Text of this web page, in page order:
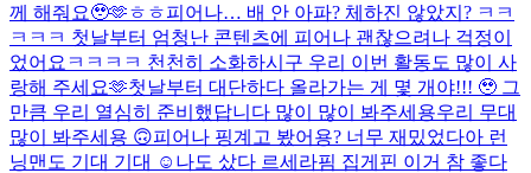
께 해줘요🥹🫶ㅎㅎ피어나… 배 안 아파? 체하진 않았지? ㅋㅋ
ㅋㅋㅋ 첫날부터 엄청난 콘텐츠에 피어나 괜찮으려나 걱정이
었어요ㅋㅋㅋㅋ 천천히 소화하시구 우리 이번 활동도 많이 사
랑해 주세요🫶첫날부터 대단하다 올라가는 게 몇 개야!!! 🥹 그
만큼 우리 열심히 준비했답니다 많이 많이 봐주세용우리 무대
많이 봐주세용 🙃피어나 핑계고 봤어용? 너무 재밌었다아 런
닝맨도 기대 기대 ☺️ 나도 샀다 르세라핌 집게핀 이거 참 좋다